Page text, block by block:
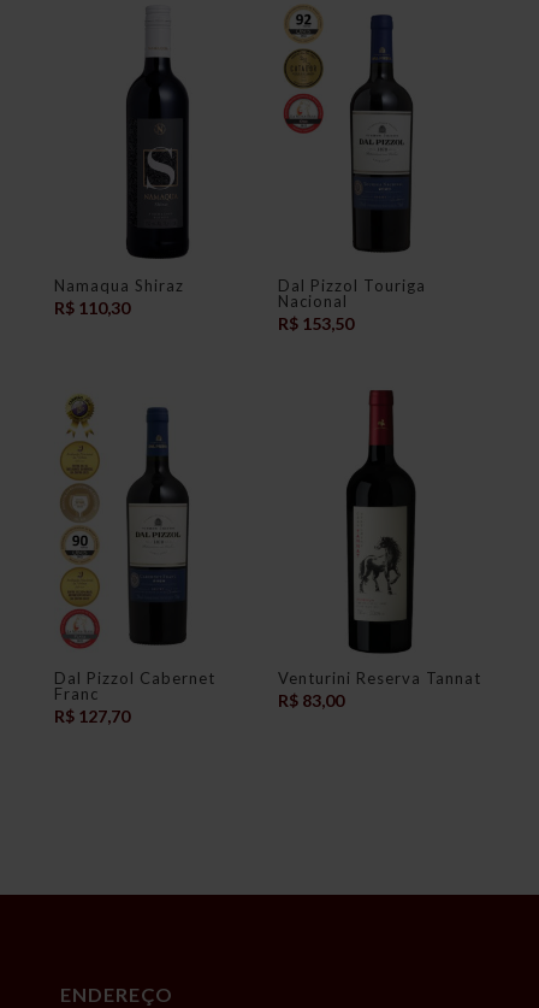
Namaqua Shiraz
R$110,30
Dal Pizzol Touriga
Nacional
R$ 153,50
Dal Pizzol Cabernet
Franc
R$127,70
Venturini Reserva Tannat
R$ 83,00
ENDEREÇO